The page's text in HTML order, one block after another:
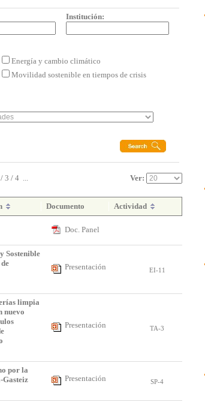
Institución:
Energía y cambio climático
Movilidad sostenible en tiempos de crisis
/ 3 / 4 ... Ver:
Documento
Actividad
Doc. Panel
Sostenible
Presentación EI-11
limpia
nuevo
Presentación TA-3
por la
Gasteiz
Presentación SP-4